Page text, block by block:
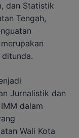
dan Statistik
Tengah,
Jurnalistik dan
dalam
Wali Kota